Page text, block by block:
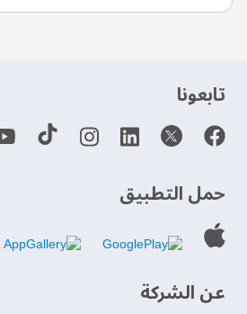
‫تابعونا‬
حمل التطبيق
عن الشركة